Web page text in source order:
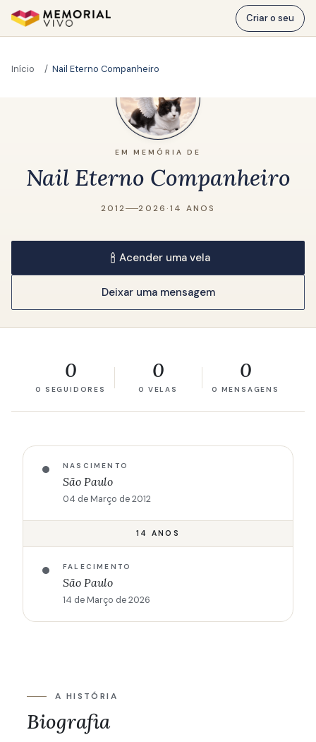
Ir para o conteúdo principal
Criar o seu
Início Nail Eterno Companheiro
EM MEMÓRIA DE
Nail Eterno Companheiro
2012 2026 ·14 ANOS
Acender uma vela
Deixar uma mensagem
0
0 SEGUIDORES
0
0 VELAS
0
0 MENSAGENS
NASCIMENTO
São Paulo
04 de Março de 2012
14 ANOS
FALECIMENTO
São Paulo
14 de Março de 2026
A HISTÓRIA
Biografia